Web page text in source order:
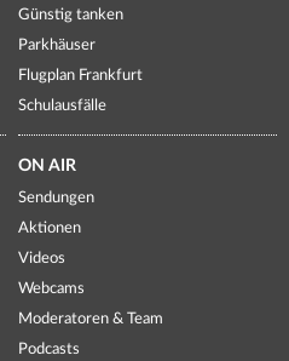
Günstig tanken
Parkhäuser
Flugplan Frankfurt
Schulausfälle
ON AIR
Sendungen
Aktionen
Videos
Webcams
Moderatoren & Team
Podcasts